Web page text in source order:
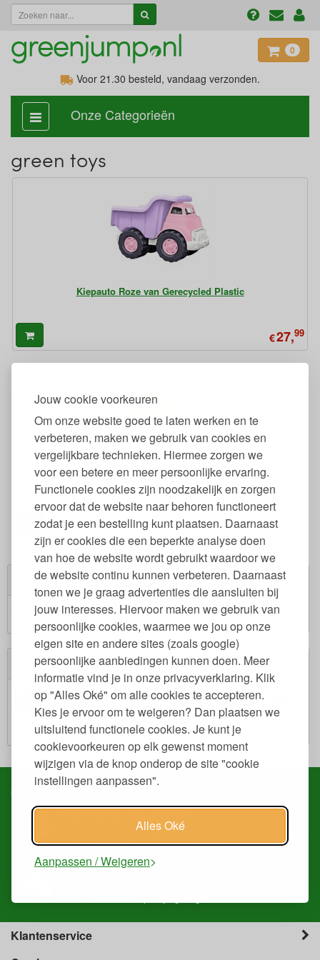
Jouw cookie voorkeuren
Om onze website goed te laten werken en te
verbeteren, maken we gebruik van cookies en
vergelijkbare technieken. Hiermee zorgen we
voor een betere en meer persoonlijke ervaring.
Functionele cookies zijn noodzakelijk en zorgen
ervoor dat de website naar behoren functioneert
zodat je een bestelling kunt plaatsen. Daarnaast
zijn er cookies die een beperkte analyse doen
van hoe de website wordt gebruikt waardoor we
de website continu kunnen verbeteren. Daarnaast
tonen we je graag advertenties die aansluiten bij
jouw interesses. Hiervoor maken we gebruik van
persoonlijke cookies, waarmee we jou op onze
eigen site en andere sites (zoals google)
persoonlijke aanbiedingen kunnen doen. Meer
informatie vind je in onze privacyverklaring. Klik
op "Alles Oké" om alle cookies te accepteren.
Kies je ervoor om te weigeren? Dan plaatsen we
uitsluitend functionele cookies. Je kunt je
cookievoorkeuren op elk gewenst moment
wijzigen via de knop onderop de site "cookie
instellingen aanpassen".
Alles Oké
Aanpassen / Weigeren
0
Voor 21.30 besteld, vandaag verzonden.
categorie
aan,
Onze Categorieën
green toys
Kiepauto Roze van Gerecycled Plastic
€27,99
Vormenstoof van Gerecycled Materiaal
€23,
Winkelwagen
Winkelwagen is leeg.
Subtotaal:
Veilig winkelen
Service & contact
retourneer
Klantenservice